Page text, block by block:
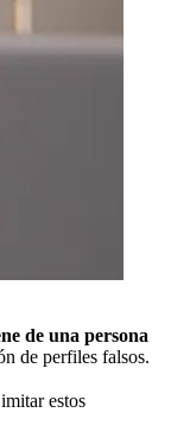
de una persona
de perfiles falsos.
estos